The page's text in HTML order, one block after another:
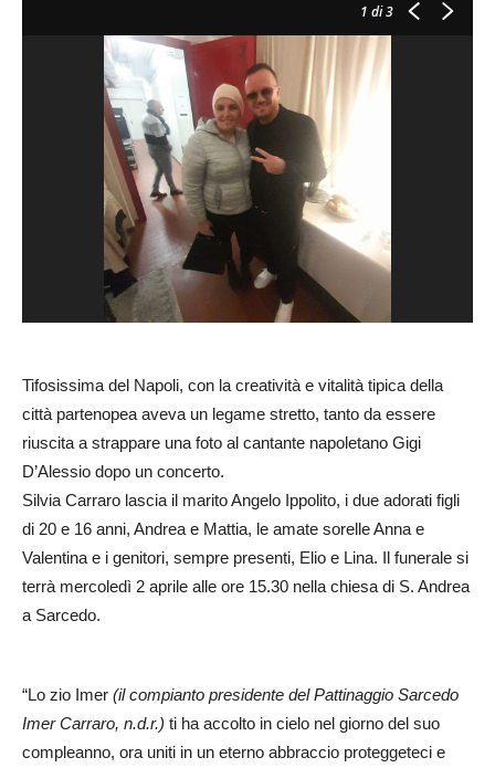
1 di 3
Tifosissima del Napoli, con la creatività e vitalità tipica della
città partenopea aveva un legame stretto, tanto da essere
riuscita a strappare una foto al cantante napoletano Gigi
D’Alessio dopo un concerto.
Silvia Carraro lascia il marito Angelo Ippolito, i due adorati figli
di 20 e 16 anni, Andrea e Mattia, le amate sorelle Anna e
Valentina e i genitori, sempre presenti, Elio e Lina. Il funerale si
terrà mercoledì 2 aprile alle ore 15.30 nella chiesa di S. Andrea
a Sarcedo.
“Lo zio Imer (il compianto presidente del Pattinaggio Sarcedo
Imer Carraro, n.d.r.) ti ha accolto in cielo nel giorno del suo
compleanno, ora uniti in un eterno abbraccio proteggeteci e